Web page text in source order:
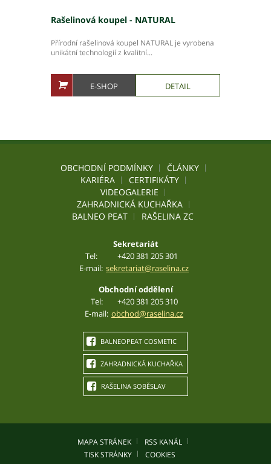
Rašelinová koupel - NATURAL
Přírodní rašelinová koupel NATURAL je vyrobena
unikátní technologií z kvalitní...
E-SHOP DETAIL
OBCHODNÍ PODMÍNKY
ČLÁNKY
KARIÉRA
CERTIFIKÁTY
VIDEOGALERIE
ZAHRADNICKÁ KUCHAŘKA
BALNEO PEAT
RAŠELINA ZC
Sekretariát
Tel:
+420 381 205 301
E-mail: sekretariat@raselina.cz
Obchodní oddělení
Tel:
+420 381 205 310
E-mail: obchod@raselina.cz
BALNEOPEAT COSMETIC
ZAHRADNICKÁ KUCHAŘKA
RAŠELINA SOBĚSLAV
MAPA STRÁNEK
RSS KANÁL
TISK STRÁNKY
COOKIES